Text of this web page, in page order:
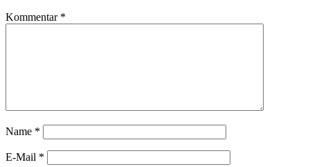
Kommentar *
Name *
E-Mail *